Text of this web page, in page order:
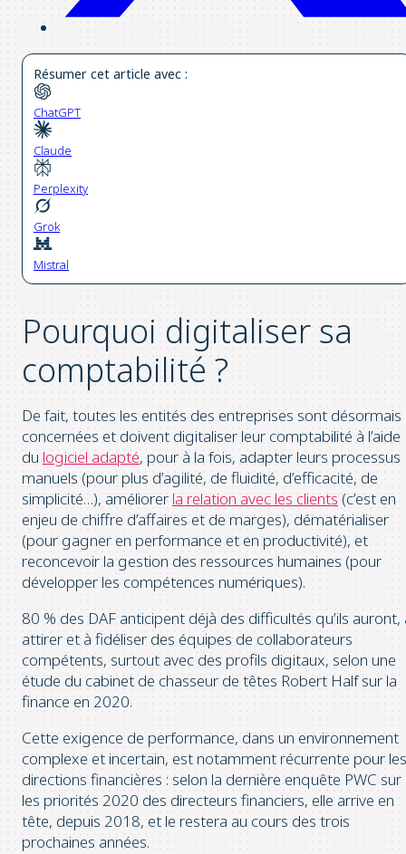
Résumer cet article avec :
ChatGPT
Claude
Perplexity
Grok
Mistral
Pourquoi digitaliser sa
comptabilité ?
De fait, toutes les entités des entreprises sont désormais
concernées et doivent digitaliser leur comptabilité à l’aide
du logiciel adapté, pour à la fois, adapter leurs processus
manuels (pour plus d’agilité, de fluidité, d’efficacité, de
simplicité…), améliorer la relation avec les clients (c’est en
enjeu de chiffre d’affaires et de marges), dématérialiser
(pour gagner en performance et en productivité), et
reconcevoir la gestion des ressources humaines (pour
développer les compétences numériques).
80 % des DAF anticipent déjà des difficultés qu’ils auront,
attirer et à fidéliser des équipes de collaborateurs
compétents, surtout avec des profils digitaux, selon une
étude du cabinet de chasseur de têtes Robert Half sur la
finance en 2020.
Cette exigence de performance, dans un environnement
complexe et incertain, est notamment récurrente pour les
directions financières : selon la dernière enquête PWC sur
les priorités 2020 des directeurs financiers, elle arrive en
tête, depuis 2018, et le restera au cours des trois
prochaines années.